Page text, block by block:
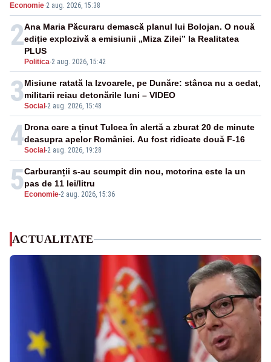
Economie·2 aug. 2026, 15:38
2
Politica-2 aug. 2026, 15:42
Ana Maria Păcuraru demască planul lui Bolojan. O nouă
ediție explozivă a emisiunii „Miza Zilei” la Realitatea
PLUS
3Social -2 aug. 2026, 15:48
Misiune ratată la Izvoarele, pe Dunăre: stânca nu a cedat,
militarii reiau detonările luni – VIDEO
4Social -2 aug. 2026, 19:28
Drona care a ținut Tulcea în alertă a zburat 20 de minute
deasupra apelor României. Au fost ridicate două F-16
5 Economie-2 aug. 2026, 15:36
Carburanții s-au scumpit din nou, motorina este la un
pas de 11 lei/litru
ACTUALITATE